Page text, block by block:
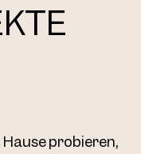
probieren,